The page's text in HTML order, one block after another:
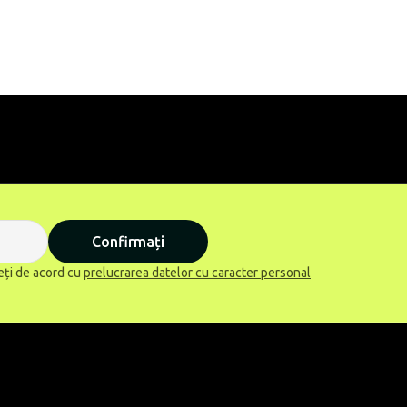
Confirmați
de acord cu prelucrarea datelor cu caracter personal